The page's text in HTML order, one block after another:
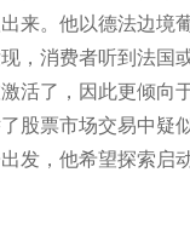
来。他以德法边境
，消费者听到法国
活了，因此更倾向
股票市场交易中疑
发，他希望探索启